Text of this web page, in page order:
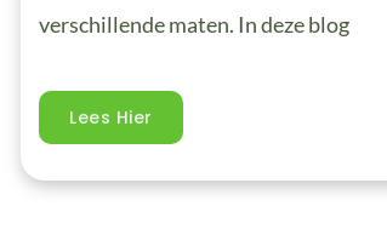
verschillende maten. In deze blog
Lees Hier